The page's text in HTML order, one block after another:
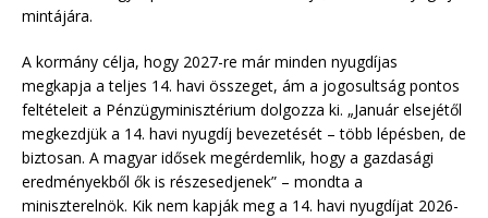
mintájára.
A kormány célja, hogy 2027-re már minden nyugdíjas
megkapja a teljes 14. havi összeget, ám a jogosultság pontos
feltételeit a Pénzügyminisztérium dolgozza ki. „Január elsejétől
megkezdjük a 14. havi nyugdíj bevezetését – több lépésben, de
biztosan. A magyar idősek megérdemlik, hogy a gazdasági
eredményekből ők is részesedjenek” – mondta a
miniszterelnök. Kik nem kapják meg a 14. havi nyugdíjat 2026-